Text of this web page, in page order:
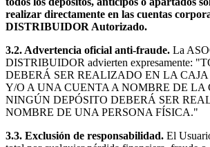
realizar directamente en las cuentas
DISTRIBUIDOR Autorizado.
3.2. Advertencia oficial anti-fraude. La
DISTRIBUIDOR advierten expresamente:
DEBERÁ SER REALIZADO EN LA
Y/O A UNA CUENTA A NOMBRE DE LA
NINGÚN DEPÓSITO DEBERÁ SER
NOMBRE DE UNA PERSONA FÍSICA."
3.3. Exclusión de responsabilidad. El